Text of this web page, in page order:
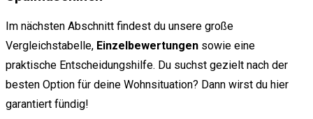
Im nächsten Abschnitt findest du unsere große
Vergleichstabelle, Einzelbewertungen sowie eine
praktische Entscheidungshilfe. Du suchst gezielt nach der
besten Option für deine Wohnsituation? Dann wirst du hier
garantiert fündig!